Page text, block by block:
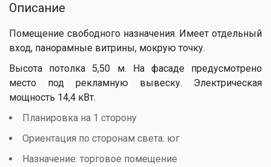
Описание
Помещение свободного назначения. Имеет отдельный
вход, панорамные витрины, мокрую точку.
Высота потолка 5,50 м. На фасаде предусмотрено
место под рекламную вывеску. Электрическая
мощность 14,4 кВт.
Планировка на 1 сторону
Ориентация по сторонам света: юг
Назначение: торговое помещение